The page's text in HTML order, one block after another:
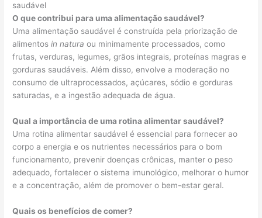
saudável
O que contribui para uma alimentação saudável?
Uma alimentação saudável é construída pela priorização de
alimentosin natura ou minimamente processados, como
frutas, verduras, legumes, grãos integrais, proteínas magras e
gorduras saudáveis. Além disso, envolve a moderação no
consumo de ultraprocessados, açúcares, sódio e gorduras
saturadas, e a ingestão adequada de água.
Qual a importância de uma rotina alimentar saudável?
Uma rotina alimentar saudável é essencial para fornecer ao
corpo a energia e os nutrientes necessários para o bom
funcionamento, prevenir doenças crônicas, manter o peso
adequado, fortalecer o sistema imunológico, melhorar o humor
e a concentração, além de promover o bem-estar geral.
Quais os benefícios de comer?